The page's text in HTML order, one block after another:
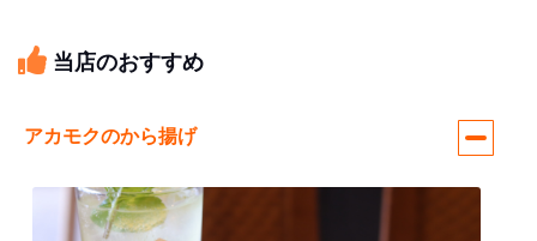
当店のおすすめ
アカモクのから揚げ